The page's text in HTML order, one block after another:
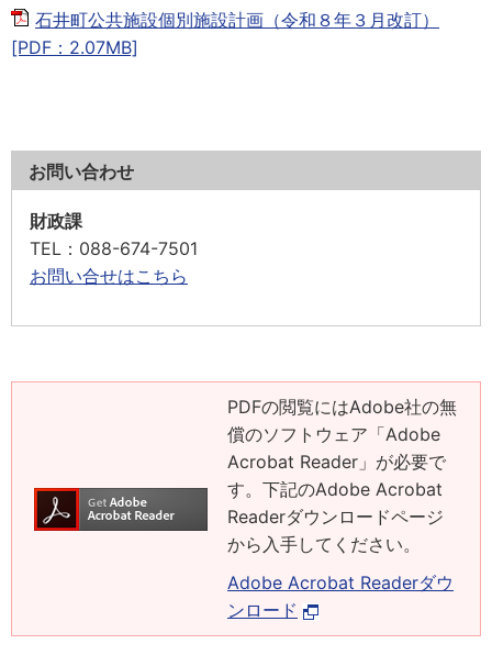
石井町公共施設個別施設計画（令和８年３月改訂）
[PDF：2.07MB]
お問い合わせ
財政課
TEL ：088-674-7501
お問い合せはこちら
PDFの閲覧にはAdobe社の無
償のソフトウェア「Adobe
Acrobat Reader」が必要で
す。下記のAdobe Acrobat
Readerダウンロードページ
から入手してください。
Adobe Acrobat Readerダウ
ンロード